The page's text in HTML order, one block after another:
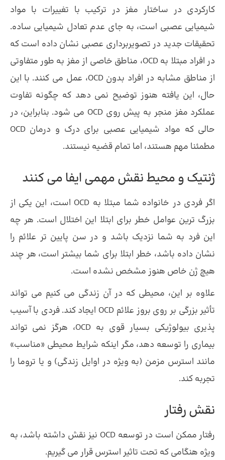
کارکردی در ساختار مغز در ترکیب با تغییرات با مواد
شیمیایی عصبی است، به جای عدم تعادل شیمیایی ساده.
تحقیقات جدید در تصویربرداری عصبی نشان داده است که
در افراد مبتلا به OCD، مناطق خاصی از مغز به طور متفاوتی
از مناطق مشابه در افراد بدون OCD، عمل می کنند. با این
حال، این یافته هنوز توضیح نمی دهد که چگونه تفاوت
عملکرد مغز منجر به پیش روی OCD می شود. بنابراین، در
حالی که مواد شیمیایی عصبی برای درک و درمان OCD
مطمئنا مهم هستند، اما تمام قضیه نیستند.
ژنتیک و محیط نقش مهمی ایفا می کنند
اگر فردی در خانواده شما مبتلا به OCD است، این یکی از
بزرگ ترین عوامل خطر برای ابتلا این اختلال است. هر چه
این فرد به شما نزدیک باشد و در سن پایین تر علائم را
نشان داده باشد، خطر ابتلا برای شما بیشتر است، هر چند
هیچ ژن خاص هنوز مشخص نشده است.
علاوه بر این، محیطی که در آن زندگی می کنیم می تواند
تأثیر بزرگی بر روی بروز علائم OCD ایجاد کند. فردی با آسیب
پذیری بیولوژیکی بسیار قوی به OCD، هرگز نمی تواند
بیماری را توسعه دهد، مگر اینکه شرایط محیطی «مناسب»
مانند استرس مزمن (به ویژه در اوایل زندگی) و یا تروما را
تجربه کند.
نقش رفتار
رفتار ممکن است در توسعه OCD نیز نقش داشته باشد، به
ویژه هنگامی که تحت تاثیر استرس قرار می گیریم.